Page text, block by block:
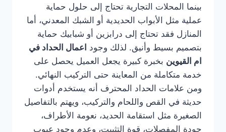
بينما المحلات التجارية تحتاج إلى حلول حماية
عملية مثل الأبواب الحديدية أو الشبك المعدني، أما
المنازل فقد تحتاج إلى درابزين أو شبابيك حماية
بتصميم بسيط وأنيق. لذلك وجود اعمال الحداد في
ام القيوين بخبرة كبيرة يجعل العميل يحصل على
خدمة متكاملة من المعاينة حتى التركيب النهائي.
ومن علامات الحداد المحترف أنه يستخدم أدوات
حديثة في القص واللحام والتركيب، ويهتم بالتفاصيل
الصغيرة مثل استقامة الحديد، نعومة الأطراف،
جودة المفصلات، قوة التثبيت، وعدم وجود عيوب